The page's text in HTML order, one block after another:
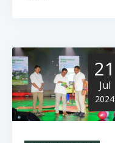
21
Jul
2024